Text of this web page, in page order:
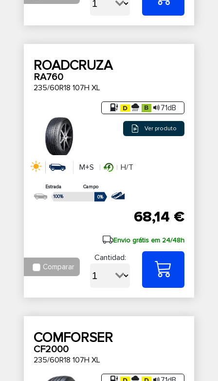
ROADCRUZA
RA760
235/60R18 107H XL
71dB
Ver produto
M+S H/T
Estrada
Campo
100%
0%
68,14 €
Envio grátis em 24/48h
Comparar
Cantidad:
COMFORSER
CF2000
235/60R18 107H XL